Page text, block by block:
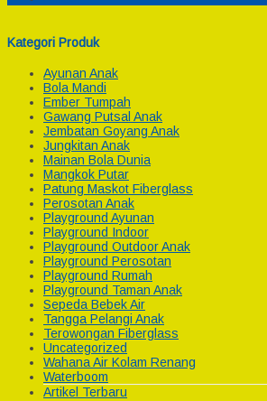
Kategori Produk
Ayunan Anak
Bola Mandi
Ember Tumpah
Gawang Putsal Anak
Jembatan Goyang Anak
Jungkitan Anak
Mainan Bola Dunia
Mangkok Putar
Patung Maskot Fiberglass
Perosotan Anak
Playground Ayunan
Playground Indoor
Playground Outdoor Anak
Playground Perosotan
Playground Rumah
Playground Taman Anak
Sepeda Bebek Air
Tangga Pelangi Anak
Terowongan Fiberglass
Uncategorized
Wahana Air Kolam Renang
Waterboom
Artikel Terbaru